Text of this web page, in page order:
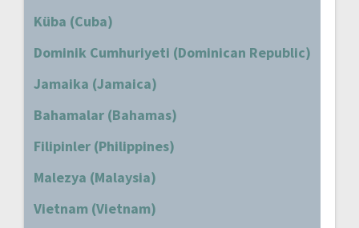
Küba (Cuba)
Dominik Cumhuriyeti (Dominican Republic)
Jamaika (Jamaica)
Bahamalar (Bahamas)
Filipinler (Philippines)
Malezya (Malaysia)
Vietnam (Vietnam)